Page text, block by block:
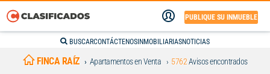
PUBLIQUE SU INMUEBLE
BUSCARCONTÁCTENOS INMOBILIARIASNOTICIAS
FINCA RAÍZ Apartamentos en Venta 5762Avisos encontrados